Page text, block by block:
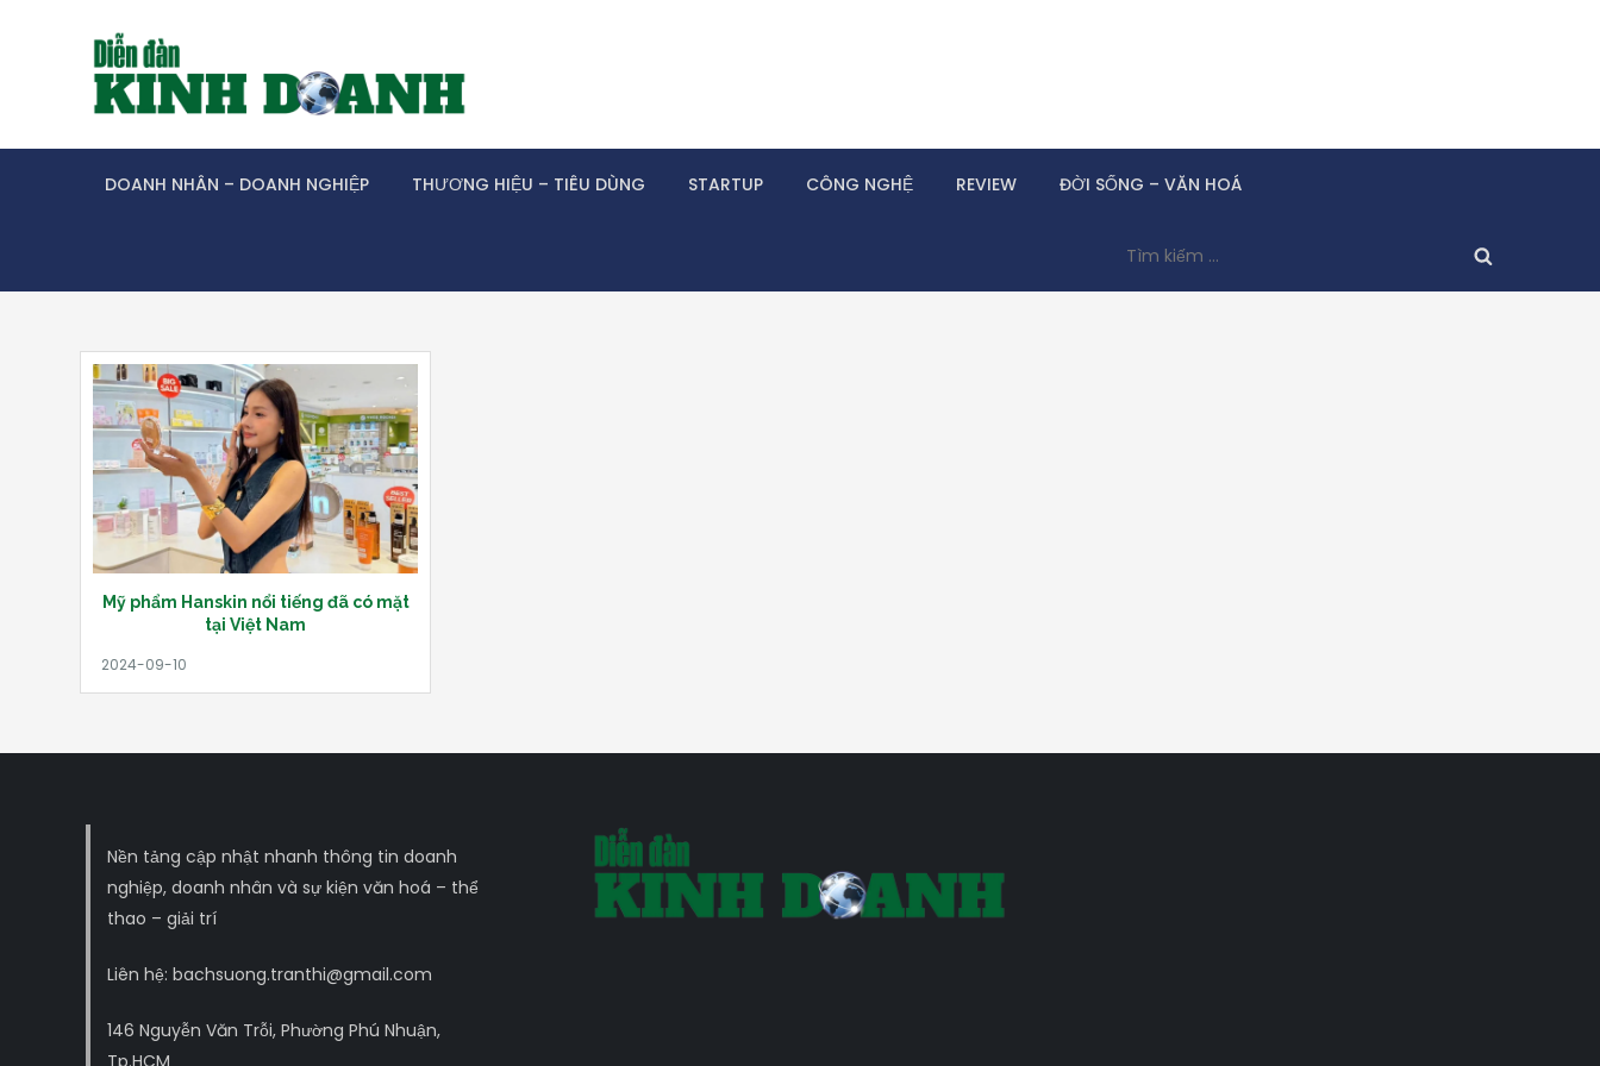
DOANH NHÂN – DOANH NGHIỆP THƯƠNG HIỆU – TIÊU DÙNG STARTUP CÔNG NGHỆ REVIEW ĐỜI SỐNG – VĂN HOÁ
kiếm
cho:
Mỹ phẩm Hanskin nổi tiếng đã có mặt
tại Việt Nam
Nền tảng cập nhật nhanh thông tin doanh
nghiệp, doanh nhân và sự kiện văn hoá – thể
thao – giải trí
Liên hệ: bachsuong.tranthi@gmail.com
146 Nguyễn Văn Trỗi, Phường Phú Nhuận,
Tp.HCM